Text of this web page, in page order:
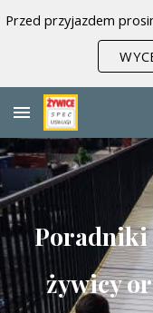
Skip to main content
Poradniki
żywicy